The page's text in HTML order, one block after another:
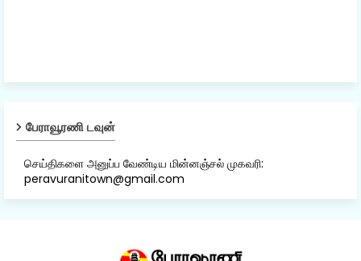
பேராவூரணி டவுன்
செய்திகளை அனுப்ப வேண்டிய மின்னஞ்சல் முகவரி:
peravuranitown@gmail.com